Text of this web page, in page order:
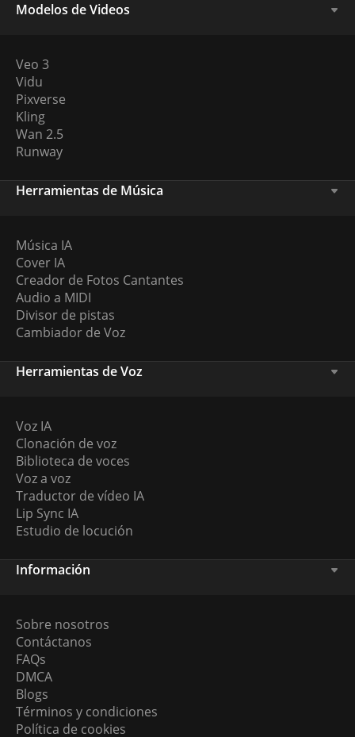
Modelos de Videos
Veo 3
Vidu
Pixverse
Kling
Wan 2.5
Runway
Herramientas de Música
Música IA
Cover IA
Creador de Fotos Cantantes
Audio a MIDI
Divisor de pistas
Cambiador de Voz
Herramientas de Voz
Voz IA
Clonación de voz
Biblioteca de voces
Voz a voz
Traductor de vídeo IA
Lip Sync IA
Estudio de locución
Información
Sobre nosotros
Contáctanos
FAQs
DMCA
Blogs
Términos y condiciones
Política de cookies